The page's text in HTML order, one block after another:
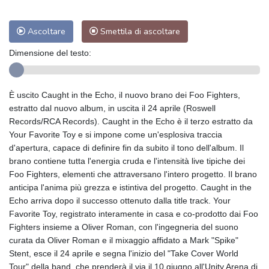
Ascoltare Smettila di ascoltare
Dimensione del testo:
È uscito Caught in the Echo, il nuovo brano dei Foo Fighters,
estratto dal nuovo album, in uscita il 24 aprile (Roswell
Records/RCA Records). Caught in the Echo è il terzo estratto da
Your Favorite Toy e si impone come un'esplosiva traccia
d'apertura, capace di definire fin da subito il tono dell'album. Il
brano contiene tutta l'energia cruda e l'intensità live tipiche dei
Foo Fighters, elementi che attraversano l'intero progetto. Il brano
anticipa l'anima più grezza e istintiva del progetto. Caught in the
Echo arriva dopo il successo ottenuto dalla title track. Your
Favorite Toy, registrato interamente in casa e co-prodotto dai Foo
Fighters insieme a Oliver Roman, con l'ingegneria del suono
curata da Oliver Roman e il mixaggio affidato a Mark "Spike"
Stent, esce il 24 aprile e segna l'inizio del "Take Cover World
Tour" della band, che prenderà il via il 10 giugno all'Unity Arena di